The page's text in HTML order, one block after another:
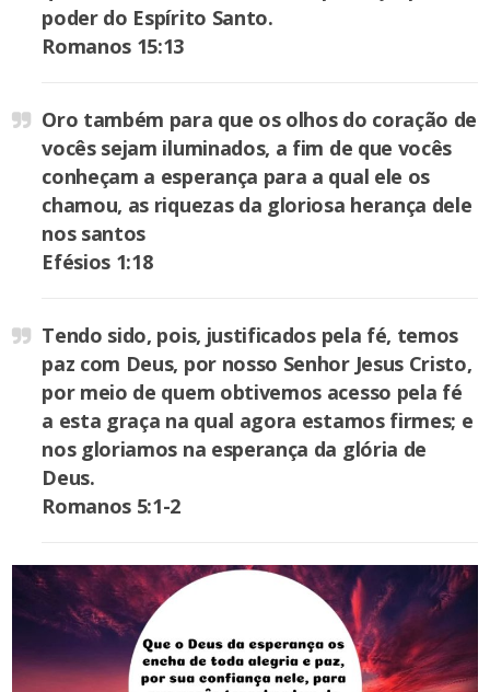
poder do Espírito Santo.
Romanos 15:13
Oro também para que os olhos do coração de
vocês sejam iluminados, a fim de que vocês
conheçam a esperança para a qual ele os
chamou, as riquezas da gloriosa herança dele
nos santos
Efésios 1:18
Tendo sido, pois, justificados pela fé, temos
paz com Deus, por nosso Senhor Jesus Cristo,
por meio de quem obtivemos acesso pela fé
a esta graça na qual agora estamos firmes; e
nos gloriamos na esperança da glória de
Deus.
Romanos 5:1-2